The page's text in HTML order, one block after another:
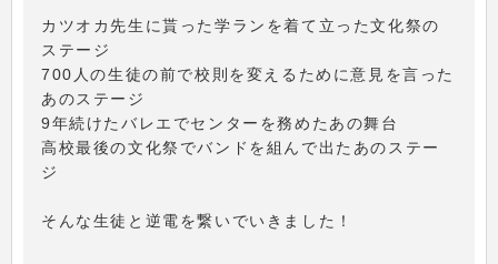
カツオカ先生に貰った学ランを着て立った文化祭の
ステージ
700人の生徒の前で校則を変えるために意見を言った
あのステージ
9年続けたバレエでセンターを務めたあの舞台
高校最後の文化祭でバンドを組んで出たあのステー
ジ
そんな生徒と逆電を繋いでいきました！